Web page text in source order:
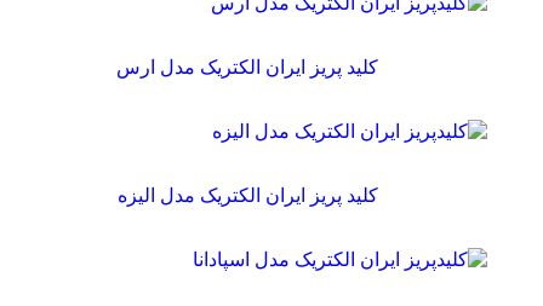
کلید پریز ایران الکتریک مدل ارس
کلید پریز ایران الکتریک مدل الیزه